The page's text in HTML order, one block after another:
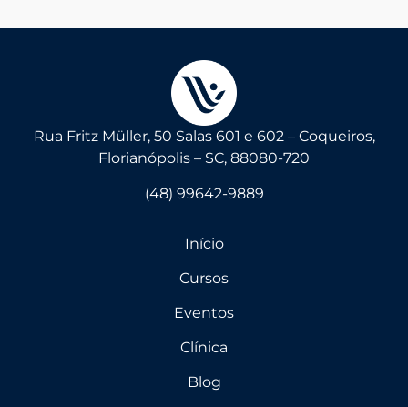
Rua Fritz Müller, 50 Salas 601 e 602 – Coqueiros,
Florianópolis – SC, 88080-720
(48) 99642-9889
Início
Cursos
Eventos
Clínica
Blog